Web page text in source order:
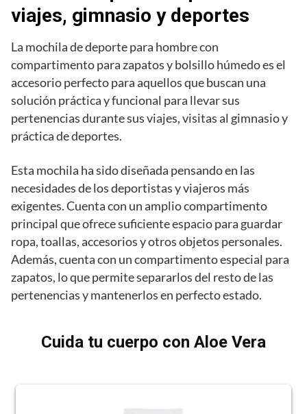
viajes, gimnasio y deportes
La mochila de deporte para hombre con
compartimento para zapatos y bolsillo húmedo es el
accesorio perfecto para aquellos que buscan una
solución práctica y funcional para llevar sus
pertenencias durante sus viajes, visitas al gimnasio y
práctica de deportes.
Esta mochila ha sido diseñada pensando en las
necesidades de los deportistas y viajeros más
exigentes. Cuenta con un amplio compartimento
principal que ofrece suficiente espacio para guardar
ropa, toallas, accesorios y otros objetos personales.
Además, cuenta con un compartimento especial para
zapatos, lo que permite separarlos del resto de las
pertenencias y mantenerlos en perfecto estado.
Cuida tu cuerpo con Aloe Vera